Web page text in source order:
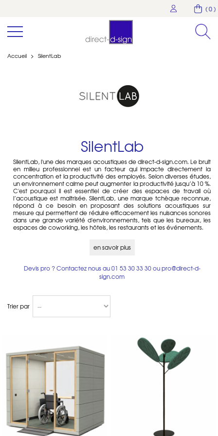
( 0 )
Accueil > SilentLab
SilentLab
SilentLab, l'une desmarques acoustiques de direct-d-sign.com. Le bruit
en milieu professionnel est un facteur qui impacte directement la
concentration et la productivité des employés. Selon diverses études,
un environnement calme peut augmenter la productivité jusqu’à 10 %.
C'est pourquoi il est essentiel de créer des espaces de travail où
l’acoustique est maîtrisée. SilentLab, une marque tchèque reconnue,
répond à ce besoin en proposant des solutions acoustiques sur
mesure qui permettent de réduire efficacement les nuisances sonores
dans une grande variété d'environnements, tels que les bureaux, les
espaces de coworking, les hôtels, les restaurants et les événements.
Mais comment SilentLab parvient-elle à offrir des solutions acoustiques
à la fois performantes et esthétiques pour tous types d’espaces ? Et
de votre espace de travail ? Voici une exploration des solutions
proposées par SilentLab, avec un focus sur les produits les plus
Les bruits de fond dans les bureaux peuvent avoir un impact majeur
sur le bien-être et la productivité des travailleurs. Des environnements
bruyants peuvent entraîner une fatigue mentale accrue, des
distractions fréquentes et une baisse de concentration, ce qui peut
permet non seulement de travailler de manière plus efficace, mais
également de favoriser un meilleur bien-être général.
C’est pourquoi il est devenu essentiel pour de nombreuses entreprises,
espaces de coworking, hôtels et autres établissements, d’investir dans
des solutions acoustiques adaptées pour améliorer la qualité de leurs
en savoir plus
Devis pro ? Contactez nous au01 53 30 33 30oupro@direct-d-
sign.com
Trier par